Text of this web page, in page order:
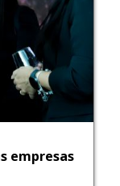
empresas